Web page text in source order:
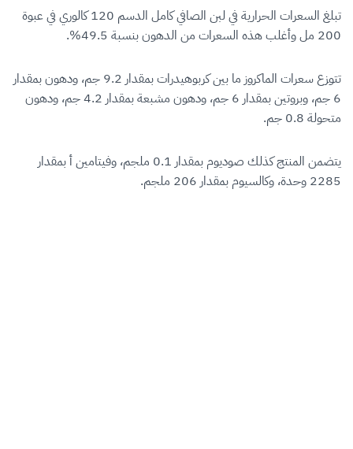
تبلغ السعرات الحرارية في لبن الصافي كامل الدسم 120 كالوري في عبوة
200 مل وأغلب هذه السعرات من الدهون بنسبة 49.5%.
تتوزع سعرات الماكروز ما بين كربوهيدرات بمقدار 9.2 جم، ودهون بمقدار
6 جم، وبروتين بمقدار 6 جم، ودهون مشبعة بمقدار 4.2 جم، ودهون
متحولة 0.8 جم.
يتضمن المنتج كذلك صوديوم بمقدار 0.1 ملجم، وفيتامين أ بمقدار
2285 وحدة، وكالسيوم بمقدار 206 ملجم.